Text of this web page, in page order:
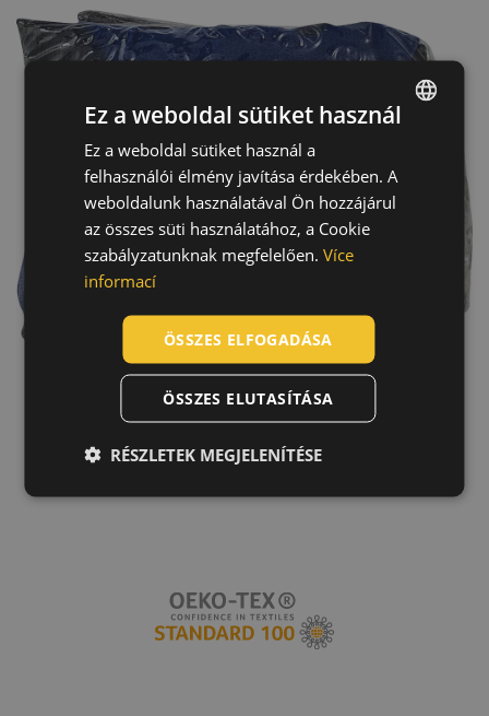
Technológia
CZECH
HUNGARIAN
SLOVAK
GERMAN
Ez a weboldal sütiket használ
Ez a weboldal sütiket használ a
felhasználói élmény javítása érdekében. A
weboldalunk használatával Ön hozzájárul
az összes süti használatához, a Cookie
szabályzatunknak megfelelően. Více
informací
ÖSSZES ELFOGADÁSA
ÖSSZES ELUTASÍTÁSA
RÉSZLETEK MEGJELENÍTÉSE